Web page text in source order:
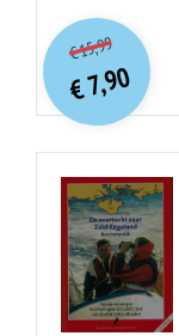
€15,99prijs
was:
€ 15,99.
€7,90
Huidige
prijs
is:
€ 7,90.